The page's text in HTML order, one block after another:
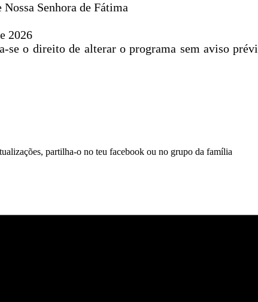
Senhora de Fátima
2026
se o direito de alterar o programa sem aviso
partilha-o no teu facebook ou no grupo da família